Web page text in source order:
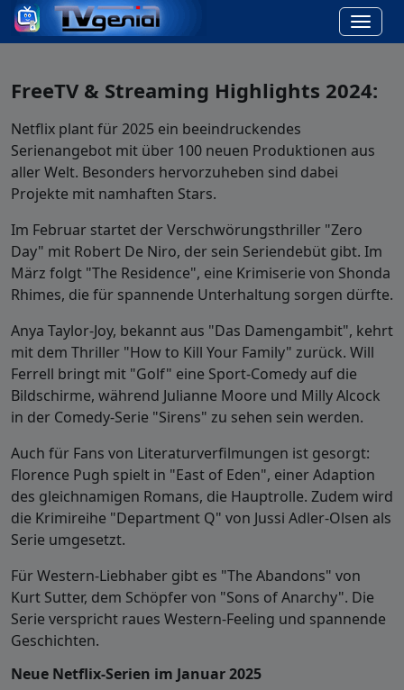
FreeTV & Streaming Highlights 2024:
Netflix plant für 2025 ein beeindruckendes
Serienangebot mit über 100 neuen Produktionen aus
aller Welt. Besonders hervorzuheben sind dabei
Projekte mit namhaften Stars.
Im Februar startet der Verschwörungsthriller "Zero
Day" mit Robert De Niro, der sein Seriendebüt gibt. Im
März folgt "The Residence", eine Krimiserie von Shonda
Rhimes, die für spannende Unterhaltung sorgen dürfte.
Anya Taylor-Joy, bekannt aus "Das Damengambit", kehrt
mit dem Thriller "How to Kill Your Family" zurück. Will
Ferrell bringt mit "Golf" eine Sport-Comedy auf die
Bildschirme, während Julianne Moore und Milly Alcock
in der Comedy-Serie "Sirens" zu sehen sein werden.
Auch für Fans von Literaturverfilmungen ist gesorgt:
Florence Pugh spielt in "East of Eden", einer Adaption
des gleichnamigen Romans, die Hauptrolle. Zudem wird
die Krimireihe "Department Q" von Jussi Adler-Olsen als
Serie umgesetzt.
Für Western-Liebhaber gibt es "The Abandons" von
Kurt Sutter, dem Schöpfer von "Sons of Anarchy". Die
Serie verspricht raues Western-Feeling und spannende
Geschichten.
Neue Netflix-Serien im Januar 2025